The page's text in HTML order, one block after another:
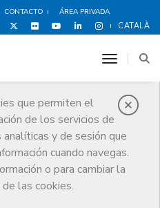
CONTACTO ÁREA PRIVADA
CATALÀ
que permiten el
de los servicios de
y de sesión que
cuando navegas.
o para cambiar la
las cookies.
toggle
a 5.000 profesionales